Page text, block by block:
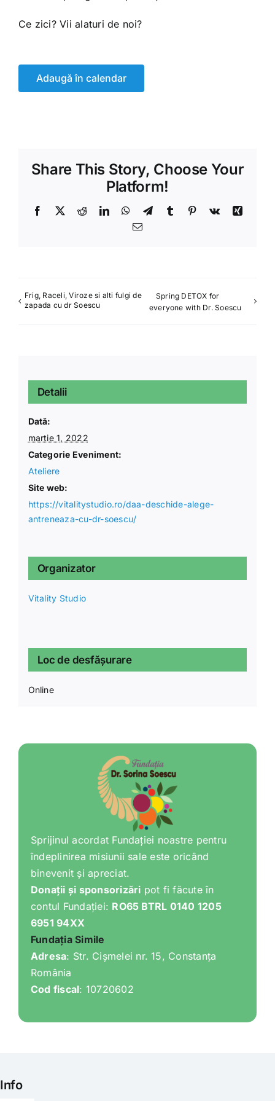
Ce zici? Vii alaturi de noi?
Adaugă în calendar
Share This Story, Choose Your
Platform!
Facebook
X RedditLinkedInWhatsApp
TelegramTumblr Pinterest
Vk
Xing
Email
Frig, Raceli, Viroze si alti fulgi de
zapada cu dr Soescu
Spring DETOX for
everyone with Dr. Soescu
Detalii
Dată:
martie 1, 2022
Categorie Eveniment:
Ateliere
Site web:
https://vitalitystudio.ro/daa-deschide-alege-
antreneaza-cu-dr-soescu/
Organizator
Vitality Studio
Loc de desfășurare
Online
Sprijinul acordat Fundației noastre pentru
îndeplinirea misiunii sale este oricând
binevenit și apreciat.
Donații și sponsorizări pot fi făcute în
contul Fundației: RO65 BTRL 0140 1205
6951 94XX
Fundația Simile
Adresa: Str. Cișmelei nr. 15, Constanța
România
Cod fiscal: 10720602
Info